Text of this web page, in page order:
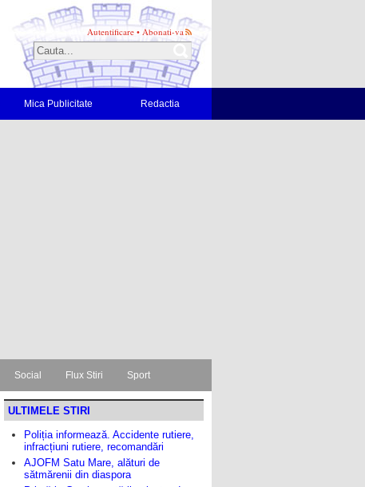
Autentificare • Abonati-va
Mica Publicitate Redactia
Social Flux Stiri Sport
ULTIMELE STIRI
Poliția informează. Accidente rutiere,
infracțiuni rutiere, recomandări
AJOFM Satu Mare, alături de
sătmărenii din diaspora